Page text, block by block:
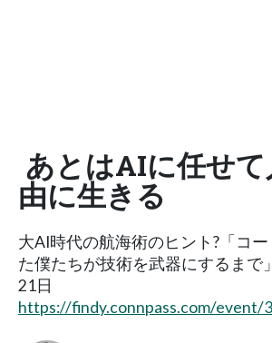
あとはAIに任せて
由に生きる
大AI時代の航海術のヒント?「コ
た僕たちが技術を武器にするまで
21日
https://findy.connpass.com/event/